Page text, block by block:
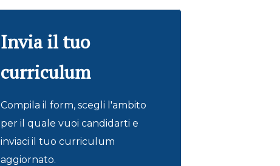
Invia il tuo
curriculum
Compila il form, scegli l'ambito
per il quale vuoi candidarti e
inviaci il tuo curriculum
aggiornato.